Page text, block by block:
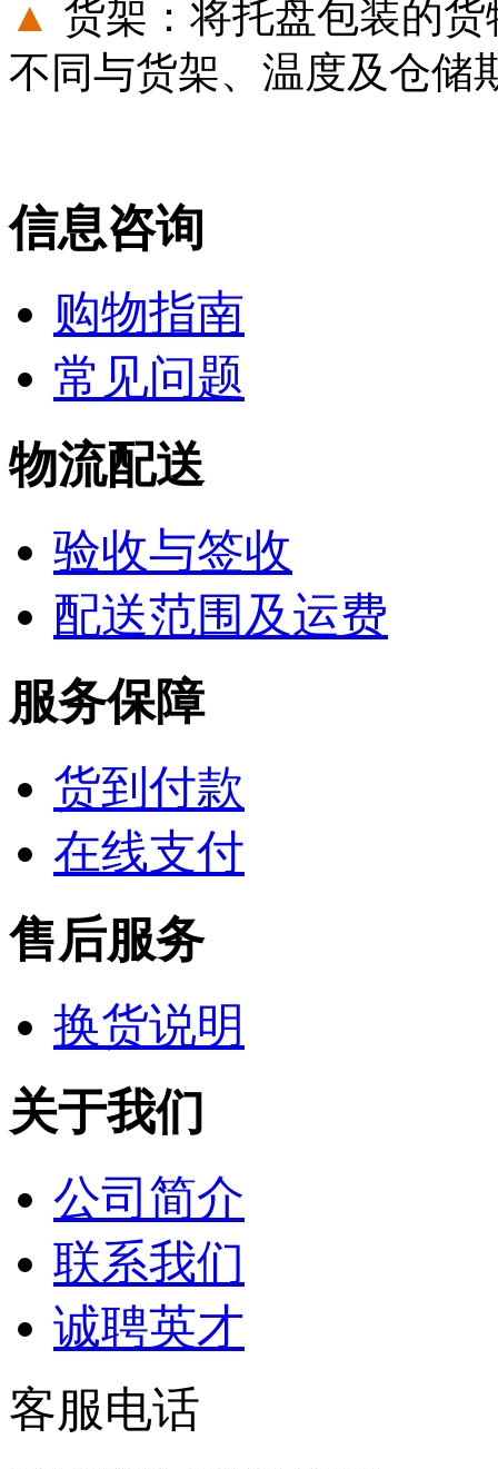
▲ 货架：将托盘包装的
不同与货架、温度及仓储
信息咨询
购物指南
常见问题
物流配送
验收与签收
配送范围及运费
服务保障
货到付款
在线支付
售后服务
换货说明
关于我们
公司简介
联系我们
诚聘英才
客服电话